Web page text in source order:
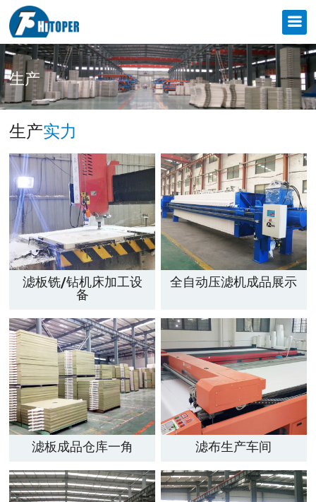
生产
生产实力
滤板铣/钻机床加工设
备
全自动压滤机成品展示
滤板成品仓库一角 滤布生产车间